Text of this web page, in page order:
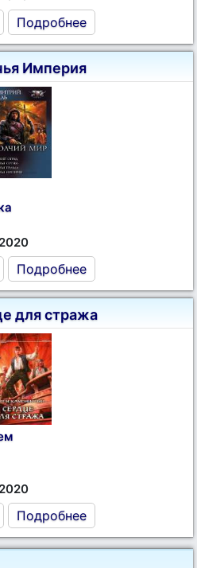
Подробнее
Империя
Подробнее
для стража
Подробнее